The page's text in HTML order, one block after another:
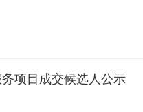
邮政分公司2026年移动仓储
项目成交候选人公示